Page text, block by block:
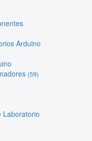
Arduino
(59)
Laboratorio